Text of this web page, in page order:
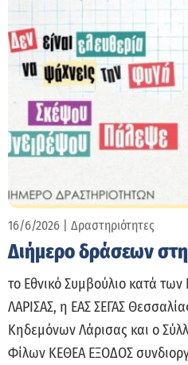
Διήμερο δράσεων
το Εθνικό Συμβούλιο κατά
ΛΑΡΙΣΑΣ, η ΕΑΣ ΣΕΓΑΣ
Κηδεμόνων Λάρισας και ο
Φίλων ΚΕΘΕΑ ΕΞΟΔΟΣ
16/6/2026 Δραστηριότητες